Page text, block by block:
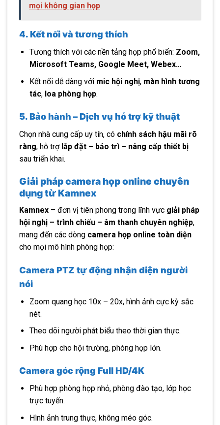
mọi không gian họp
4. Kết nối và tương thích
Tương thích với các nền tảng họp phổ biến: Zoom,
Microsoft Teams, Google Meet, Webex…
Kết nối dễ dàng với mic hội nghị, màn hình tương
tác, loa phòng họp.
5. Bảo hành – Dịch vụ hỗ trợ kỹ thuật
Chọn nhà cung cấp uy tín, có chính sách hậu mãi rõ
ràng, hỗ trợ lắp đặt – bảo trì – nâng cấp thiết bị
sau triển khai.
Giải pháp camera họp online chuyên
dụng từ Kamnex
Kamnex – đơn vị tiên phong trong lĩnh vực giải pháp
hội nghị – trình chiếu – âm thanh chuyên nghiệp,
mang đến các dòng camera họp online toàn diện
cho mọi mô hình phòng họp:
Camera PTZ tự động nhận diện người
nói
Zoom quang học 10x – 20x, hình ảnh cực kỳ sắc
nét.
Theo dõi người phát biểu theo thời gian thực.
Phù hợp cho hội trường, phòng họp lớn.
Camera góc rộng Full HD/4K
Phù hợp phòng họp nhỏ, phòng đào tạo, lớp học
trực tuyến.
Hình ảnh trung thực, không méo góc.